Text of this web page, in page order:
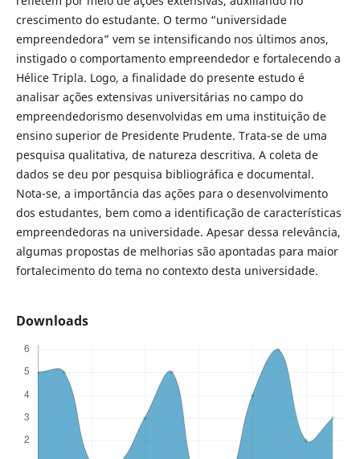
crescimento do estudante. O termo “universidade
empreendedora” vem se intensificando nos últimos anos,
instigado o comportamento empreendedor e fortalecendo a
Hélice Tripla. Logo, a finalidade do presente estudo é
analisar ações extensivas universitárias no campo do
empreendedorismo desenvolvidas em uma instituição de
ensino superior de Presidente Prudente. Trata-se de uma
pesquisa qualitativa, de natureza descritiva. A coleta de
dados se deu por pesquisa bibliográfica e documental.
Nota-se, a importância das ações para o desenvolvimento
dos estudantes, bem como a identificação de características
empreendedoras na universidade. Apesar dessa relevância,
algumas propostas de melhorias são apontadas para maior
fortalecimento do tema no contexto desta universidade.
Downloads